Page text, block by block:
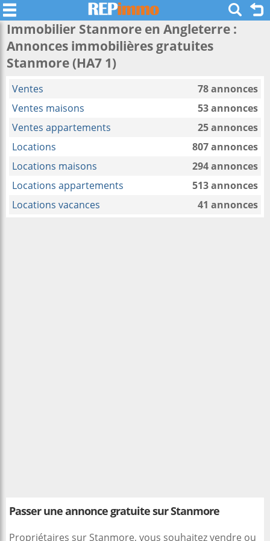
Immobilier Stanmore en Angleterre :
Annonces immobilières gratuites
Stanmore (HA7 1)
Ventes
78 annonces
Ventes maisons
53 annonces
Ventes appartements
25 annonces
Locations
807 annonces
Locations maisons
294 annonces
Locations appartements
513 annonces
Locations vacances
41 annonces
Passer une annonce gratuite sur Stanmore
Propriétaires sur Stanmore, vous souhaitez vendre ou